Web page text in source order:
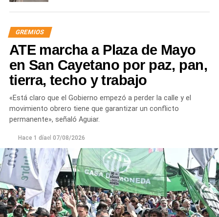
GREMIOS
ATE marcha a Plaza de Mayo
en San Cayetano por paz, pan,
tierra, techo y trabajo
«Está claro que el Gobierno empezó a perder la calle y el
movimiento obrero tiene que garantizar un conflicto
permanente», señaló Aguiar.
Hace 1 díael 07/08/2026